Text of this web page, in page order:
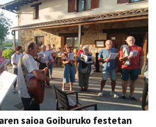
saioa Goiburuko festetan